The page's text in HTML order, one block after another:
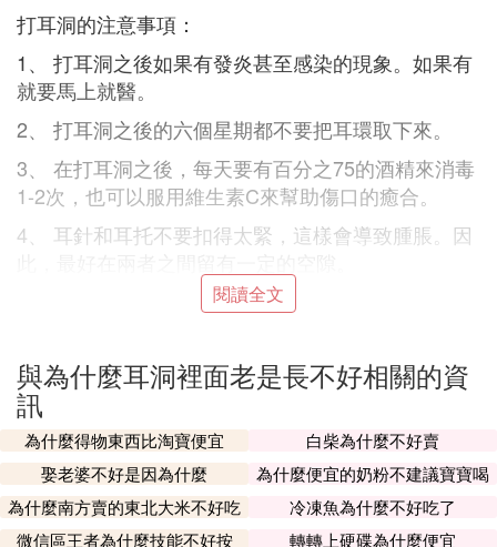
打耳洞的注意事項：
1、 打耳洞之後如果有發炎甚至感染的現象。如果有
就要馬上就醫。
2、 打耳洞之後的六個星期都不要把耳環取下來。
3、 在打耳洞之後，每天要有百分之75的酒精來消毒
1-2次，也可以服用維生素C來幫助傷口的癒合。
4、 耳針和耳托不要扣得太緊，這樣會導致腫脹。因
5、 建議半年以上才佩戴非純銀或純金的耳環，並且
② 打耳洞一個月還沒好怎麼回事啊
耳洞打了一個月還沒好，
1.可能是因為你對金屬過敏。
2.可能是因為你自身癒合能力比較差，或者感染了。
3.如果有發紅發癢疼痛的症狀，那就是感染發炎了，
需要及時進行治療。
閱讀全文
與為什麼耳洞裡面老是長不好相關的資
訊
為什麼得物東西比淘寶便宜
白柴為什麼不好賣
娶老婆不好是因為什麼
為什麼便宜的奶粉不建議寶寶喝
為什麼南方賣的東北大米不好吃
冷凍魚為什麼不好吃了
微信區王者為什麼技能不好按
轉轉上硬碟為什麼便宜